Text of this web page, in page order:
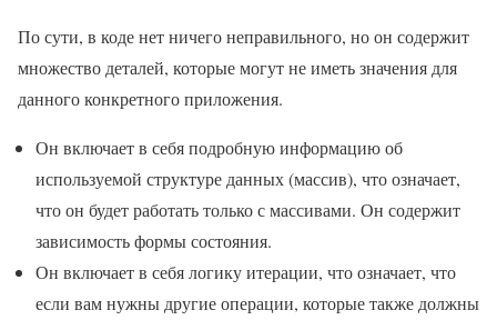
По сути, в коде нет ничего неправильного, но он содержит
множество деталей, которые могут не иметь значения для
данного конкретного приложения.
Он включает в себя подробную информацию об
используемой структуре данных (массив), что означает,
что он будет работать только с массивами. Он содержит
зависимость формы состояния.
Он включает в себя логику итерации, что означает, что
если вам нужны другие операции, которые также должны